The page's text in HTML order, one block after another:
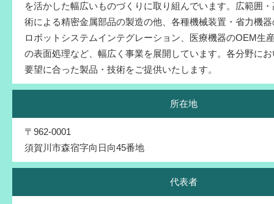
を活かした幅広いものづくりに取り組んでいます。広範囲
術による精密金属部品の製造の他、各種機械装置・省力機
ロボットシステムインテグレーション、医療機器のOEM生
の表面処理など、幅広く事業を展開しています。各分野に
要望に合った製品・技術をご提供いたします。
所在地
〒962-0001
須賀川市森宿字向日向45番地
代表者